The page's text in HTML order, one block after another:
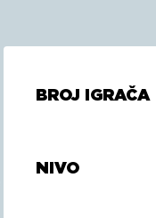
BROJ IGRAČA
NIVO